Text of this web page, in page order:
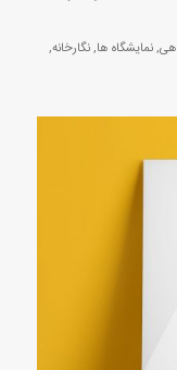
,نمایشگاه ها,نگارخانه,